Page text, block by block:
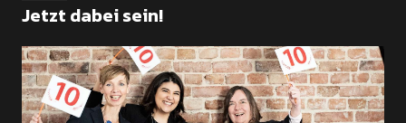
Jetzt dabei sein!